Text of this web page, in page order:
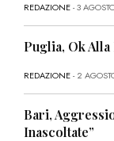
REDAZIONE- 3
Puglia, Ok
REDAZIONE- 2
Bari,
Inascoltate”